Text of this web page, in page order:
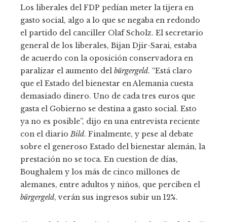
Los liberales del FDP pedían meter la tijera en
gasto social, algo a lo que se negaba en redondo
el partido del canciller Olaf Scholz. El secretario
general de los liberales, Bijan Djir-Sarai, estaba
de acuerdo con la oposición conservadora en
paralizar el aumento del bürgergeld. “Está claro
que el Estado del bienestar en Alemania cuesta
demasiado dinero. Uno de cada tres euros que
gasta el Gobierno se destina a gasto social. Esto
ya no es posible”, dijo en una entrevista reciente
con el diarioBild. Finalmente, y pese al debate
sobre el generoso Estado del bienestar alemán, la
prestación no se toca. En cuestion de días,
Boughalem y los más de cinco millones de
alemanes, entre adultos y niños, que perciben el
bürgergeld, verán sus ingresos subir un 12%.